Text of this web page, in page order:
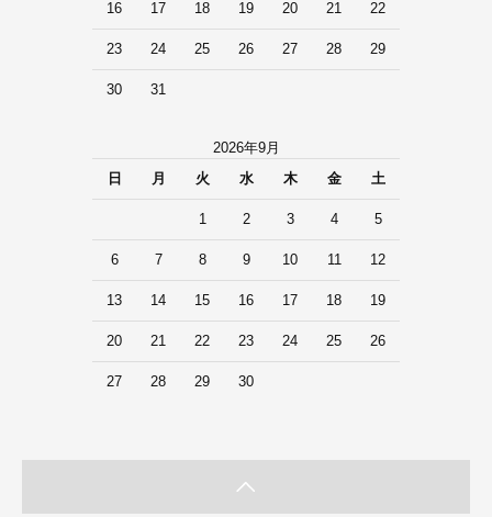
16 17 18 19 20 21 22
23 24 25 26 27 28 29
30 31
2026年9月
日
月 火 水 木 金 土
1 2 3 4 5
6 7 8 9 10 11 12
13 14 15 16 17 18 19
20 21 22 23 24 25 26
27 28 29 30